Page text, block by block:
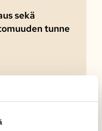
sekä
tunne